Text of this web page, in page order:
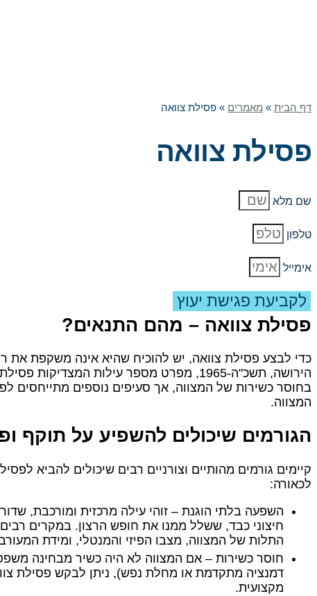
דף הבית » מאמרים » פסילת צוואה
פסילת צוואה
שם מלא
טלפון
אימייל
לקביעת פגישת יעוץ
פסילת צוואה – מהם התנאים?
כדי לבצע פסילת צוואה, יש להוכיח שהיא אינה משקפת את
בחוסר כשירות של המצווה, אך סעיפים נוספים מתייחסים
המצווה.
הגורמים שיכולים להשפיע על תוקף
קיימים גורמים מהותיים וצורניים רבים שיכולים להביא
לכאורה:
השפעה בלתי הוגנת – זוהי עילה מרכזית ומורכבת,
חיצוני כבד, ששלל ממנו את חופש הרצון. במקרים
התלות של המצווה, מצבו הפיזי והמנטלי, ומידת
חוסר כשירות – אם המצווה לא היה כשיר מבחינה
דמנציה מתקדמת או מחלת נפש), ניתן לבקש פסילת
מקצועית.